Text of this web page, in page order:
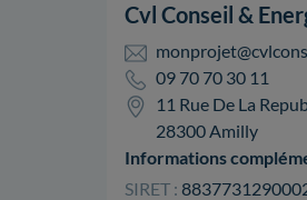
Cvl Conseil &
09 70 70 30 11
11 Rue De La
28300 Amilly
Informations
SIRET :